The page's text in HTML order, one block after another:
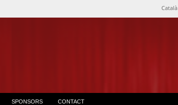
Català
SPONSORS CONTACT